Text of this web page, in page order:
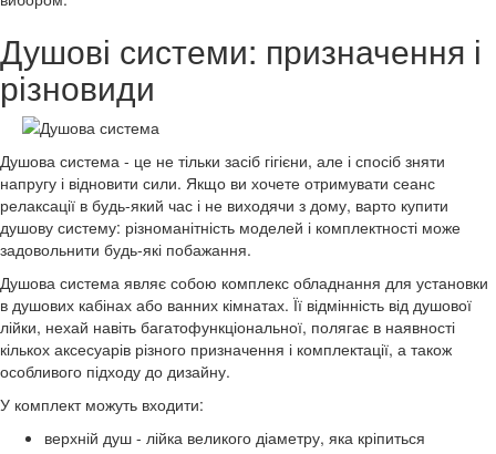
Душові системи: призначення і
різновиди
Душова система - це не тільки засіб гігієни, але і спосіб зняти
напругу і відновити сили. Якщо ви хочете отримувати сеанс
релаксації в будь-який час і не виходячи з дому, варто купити
душову систему: різноманітність моделей і комплектності може
задовольнити будь-які побажання.
Душова система являє собою комплекс обладнання для установки
в душових кабінах або ванних кімнатах. Її відмінність від душової
лійки, нехай навіть багатофункціональної, полягає в наявності
кількох аксесуарів різного призначення і комплектації, а також
особливого підходу до дизайну.
У комплект можуть входити:
верхній душ - лійка великого діаметру, яка кріпиться